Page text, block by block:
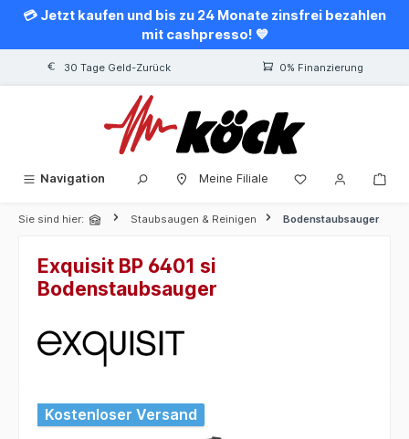
springen
💳 Jetzt kaufen und bis zu 24 Monate zinsfrei bezahlen
mit cashpresso! 💙
30 Tage Geld-Zurück 0% Finanzierung
Navigation Meine Filiale
Sie sind hier: Staubsaugen & Reinigen Bodenstaubsauger
Exquisit BP 6401 si
Bodenstaubsauger
Bildergalerie überspringen
Kostenloser Versand